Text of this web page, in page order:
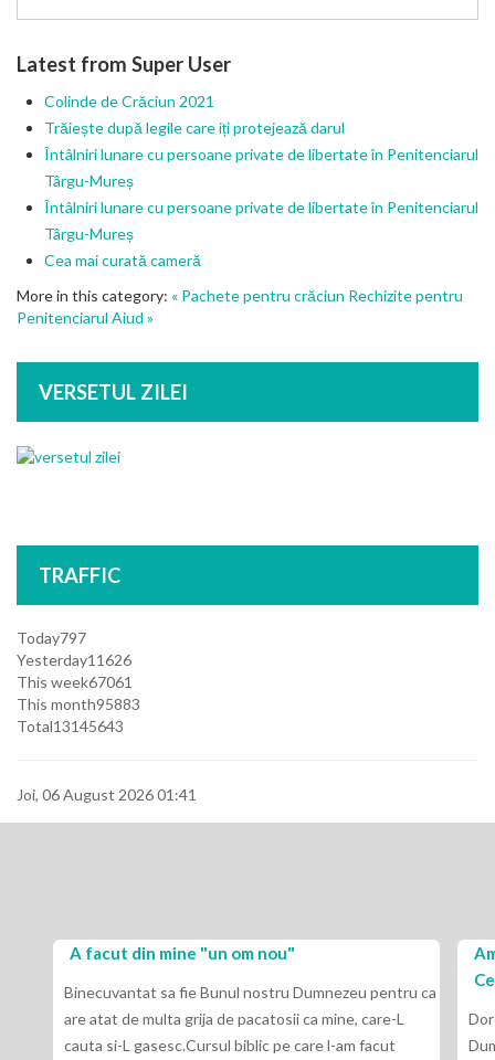
Latest from Super User
Colinde de Crăciun 2021
Trăiește după legile care iți protejează darul
Întâlniri lunare cu persoane private de libertate în Penitenciarul
Târgu-Mureș
Întâlniri lunare cu persoane private de libertate în Penitenciarul
Târgu-Mureș
Cea mai curată cameră
More in this category: « Pachete pentru crăciun Rechizite pentru
Penitenciarul Aiud »
VERSETUL ZILEI
TRAFFIC
Today797
Yesterday11626
This week67061
This month95883
Total13145643
Joi, 06 August 2026 01:41
facut din mine "un om nou"
sa fie Bunul nostru Dumnezeu pentru ca
atat de multa grija de pacatosii ca mine, care-L
si-L gasesc.Cursul biblic pe care l-am facut
Am
Cel de
Doresc ca
Dumnezeu